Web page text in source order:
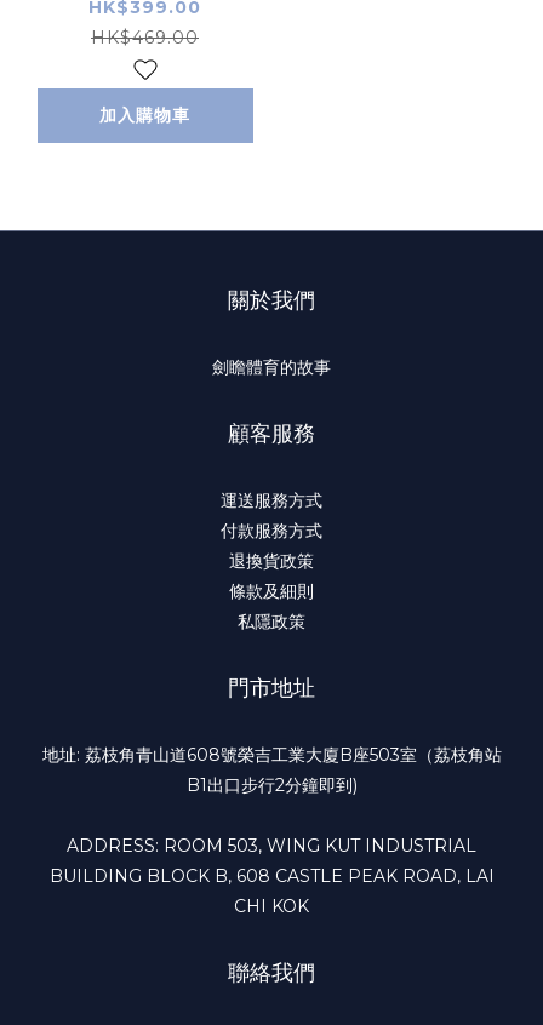
HK$399.00
HK$469.00
加入購物車
關於我們
劍瞻體育的故事
顧客服務
運送服務方式
付款服務方式
退換貨政策
條款及細則
私隱政策
門市地址
地址: 荔枝角青山道608號榮吉工業大廈B座503室（荔枝角站
B1出口步行2分鐘即到)
ADDRESS: ROOM 503, WING KUT INDUSTRIAL
BUILDING BLOCK B, 608 CASTLE PEAK ROAD, LAI
CHI KOK
聯絡我們